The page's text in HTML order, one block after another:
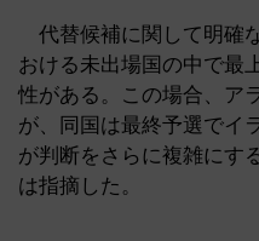
代替候補に関して明確
おける未出場国の中で最
性がある。この場合、ア
が、同国は最終予選でイ
が判断をさらに複雑にす
は指摘した。